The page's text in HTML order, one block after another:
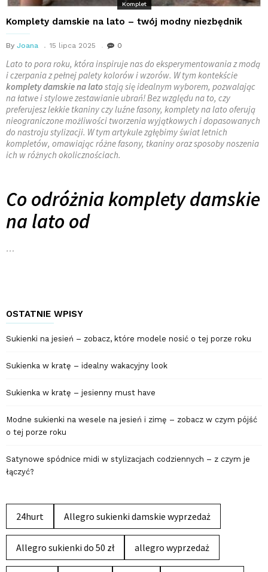
Komplet
Komplety damskie na lato – twój modny niezbędnik
By Joana 15 lipca 2025 0
Lato to pora roku, która inspiruje nas do eksperymentowania z modą
i czerpania z pełnej palety kolorów i wzorów. W tym kontekście
komplety damskie na latostają się idealnym wyborem, pozwalając
na łatwe i stylowe zestawianie ubrań! Bez względu na to, czy
preferujesz lekkie tkaniny czy luźne fasony, komplety na lato oferują
nieograniczone możliwości tworzenia wyjątkowych i dopasowanych
do nastroju stylizacji. W tym artykule zgłębimy świat letnich
kompletów, omawiając różne fasony, tkaniny oraz sposoby noszenia
ich w różnych okolicznościach.
Co odróżnia komplety damskie
na lato od
…
OSTATNIE WPISY
Sukienki na jesień – zobacz, które modele nosić o tej porze roku
Sukienka w kratę – idealny wakacyjny look
Sukienka w kratę – jesienny must have
Modne sukienki na wesele na jesień i zimę – zobacz w czym pójść
o tej porze roku
Satynowe spódnice midi w stylizacjach codziennych – z czym je
łączyć?
24hurt Allegro sukienki damskie wyprzedaż
Allegro sukienki do 50 zł allegro wyprzedaż